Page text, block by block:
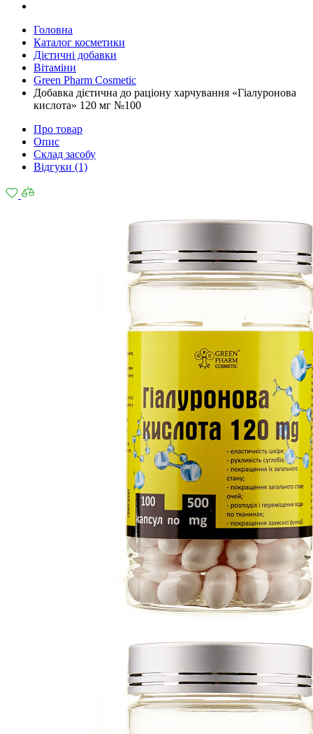
Головна
Каталог косметики
Дієтичні добавки
Вітаміни
Green Pharm Cosmetic
Добавка дієтична до раціону харчування «Гіалуронова
кислота» 120 мг №100
Про товар
Опис
Склад засобу
Відгуки (1)